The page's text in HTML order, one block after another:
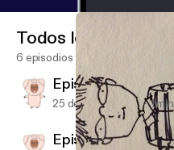
Todos los episodios
6 episodios
Episode 3
25 de oct de 2012 1 min
Episode 3